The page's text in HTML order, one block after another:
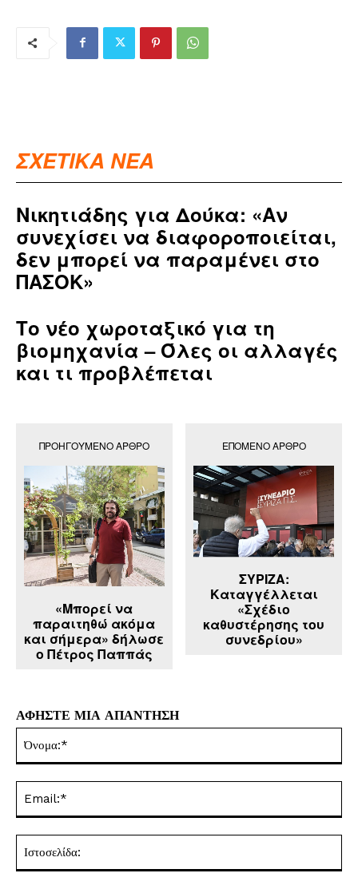
ΣΧΕΤΙΚΑ ΝΕΑ
Νικητιάδης για Δούκα: «Αν
συνεχίσει να διαφοροποιείται,
δεν μπορεί να παραμένει στο
ΠΑΣΟΚ»
Το νέο χωροταξικό για τη
βιομηχανία – Όλες οι αλλαγές
και τι προβλέπεται
ΠΡΟΗΓΟΎΜΕΝΟ ΆΡΘΡΟ
«Μπορεί να
παραιτηθώ ακόμα
και σήμερα» δήλωσε
ο Πέτρος Παππάς
ΕΠΌΜΕΝΟ ΆΡΘΡΟ
ΣΥΡΙΖΑ:
Καταγγέλλεται
«Σχέδιο
καθυστέρησης του
συνεδρίου»
ΑΦΗΣΤΕ ΜΙΑ ΑΠΑΝΤΗΣΗ